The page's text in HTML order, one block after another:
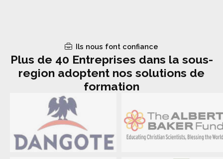
Ils nous font confiance
Plus de 40 Entreprises dans la sous-
region adoptent nos solutions de
formation